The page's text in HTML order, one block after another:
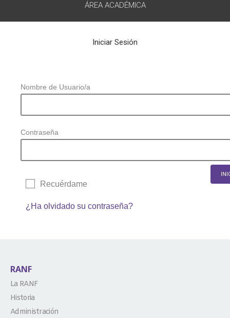
ÁREA ACADÉMICA
Iniciar Sesión
Nombre de Usuario/a
Contraseña
Recuérdame
¿Ha olvidado su contraseña?
RANF
La RANF
Historia
Administración